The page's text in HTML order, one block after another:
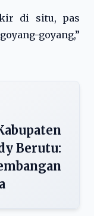
di situ, pas
goyang,”
Berutu: